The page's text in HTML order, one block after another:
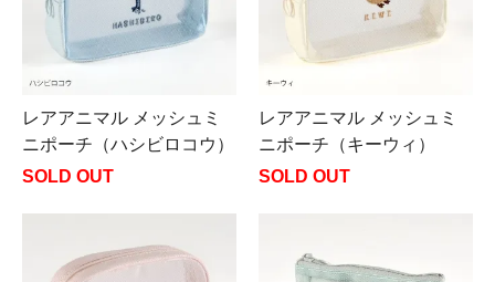
レアアニマル メッシュミ
ニポーチ（ハシビロコウ）
SOLD OUT
レアアニマル メッシュミ
ニポーチ（キーウィ）
SOLD OUT